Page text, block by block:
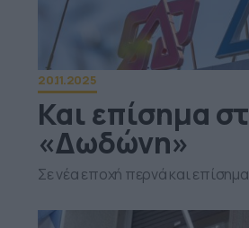
20.11.2025
Και επίσημα
«Δωδώνη»
Σε νέα εποχή περνά και